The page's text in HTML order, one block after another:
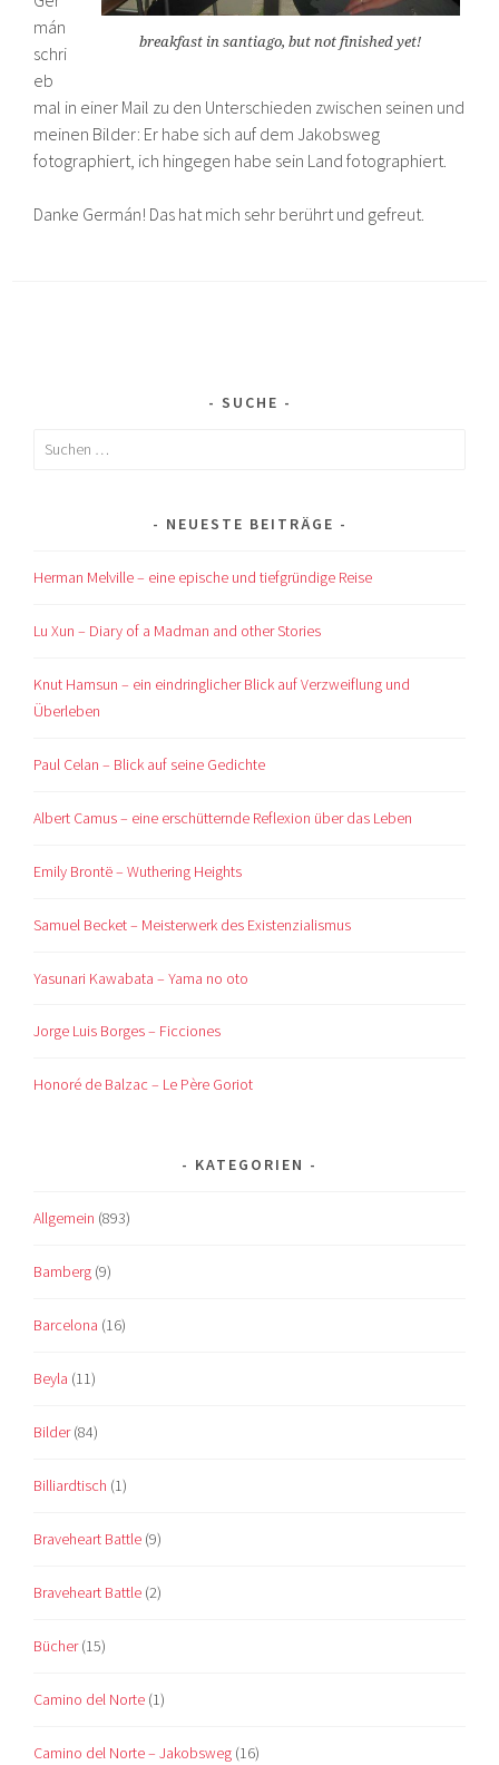
breakfast in santiago, but not finished yet!
mán
schri
eb
mal in einer Mail zu den Unterschieden zwischen seinen und
meinen Bilder: Er habe sich auf dem Jakobsweg
fotographiert, ich hingegen habe sein Land fotographiert.
Danke Germán! Das hat mich sehr berührt und gefreut.
SUCHE
Suchen
NEUESTE BEITRÄGE
Herman Melville – eine epische und tiefgründige Reise
Lu Xun – Diary of a Madman and other Stories
Knut Hamsun – ein eindringlicher Blick auf Verzweiflung und
Überleben
Paul Celan – Blick auf seine Gedichte
Albert Camus – eine erschütternde Reflexion über das Leben
Emily Brontë – Wuthering Heights
Samuel Becket – Meisterwerk des Existenzialismus
Yasunari Kawabata – Yama no oto
Jorge Luis Borges – Ficciones
Honoré de Balzac – Le Père Goriot
KATEGORIEN
Allgemein (893)
Bamberg (9)
Barcelona (16)
Beyla (11)
Bilder(84)
Billiardtisch (1)
Braveheart Battle (9)
Braveheart Battle (2)
Bücher(15)
Camino del Norte (1)
Camino del Norte – Jakobsweg (16)